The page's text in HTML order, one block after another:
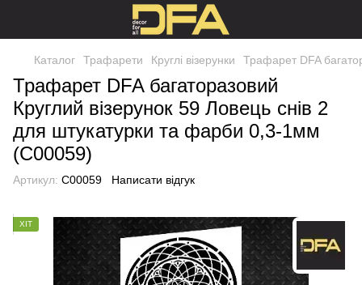
Каталог Трафарети Круглі візерунки Трафарет DFA
Трафарет DFA багаторазовий
Круглий візерунок 59 Ловець снів 2
для штукатурки та фарби 0,3-1мм
(С00059)
Артикул: С00059 Написати відгук
ХІТ